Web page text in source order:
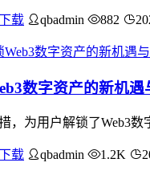
载 qbadmin 882
数字资产的新机遇
，为用户解锁了Web3
载 qbadmin 1.2K